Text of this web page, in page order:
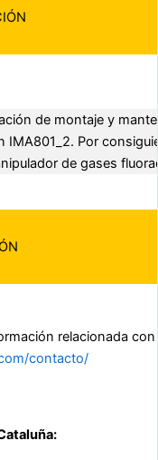
de montaje y
IMA801_2. Por
de gases
relacionada
contacto/